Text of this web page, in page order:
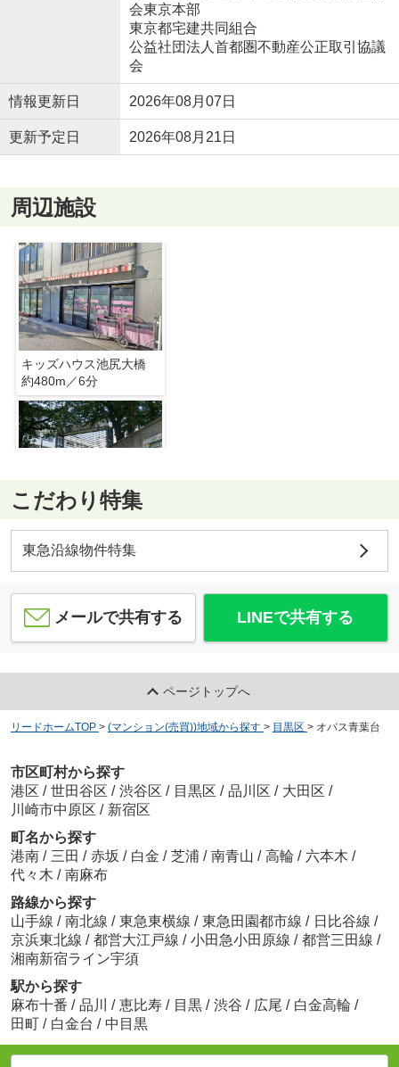
会東京本部
東京都宅建共同組合
公益社団法人首都圏不動産公正取引協議
会
情報更新日 2026年08月07日
更新予定日 2026年08月21日
周辺施設
キッズハウス池尻大橋
約480m／6分
大坂上児童遊園
約286m／4分
ライフ 目黒大橋店
約515m／7分
こだわり特集
東急沿線物件特集
メールで共有する LINEで共有する
ページトップへ
リードホームTOP > (マンション(売買))地域から探す > 目黒区 > オパス青葉台
市区町村から探す
港区 / 世田谷区 / 渋谷区 / 目黒区 / 品川区 / 大田区 /
川崎市中原区 / 新宿区
町名から探す
港南 / 三田 / 赤坂 / 白金 / 芝浦 / 南青山 / 高輪 / 六本木 /
代々木 / 南麻布
路線から探す
山手線 / 南北線 / 東急東横線 / 東急田園都市線 / 日比谷線 /
京浜東北線 / 都営大江戸線 / 小田急小田原線 / 都営三田線 /
湘南新宿ライン宇須
駅から探す
麻布十番 / 品川 / 恵比寿 / 目黒 / 渋谷 / 広尾 / 白金高輪 /
田町 / 白金台 / 中目黒